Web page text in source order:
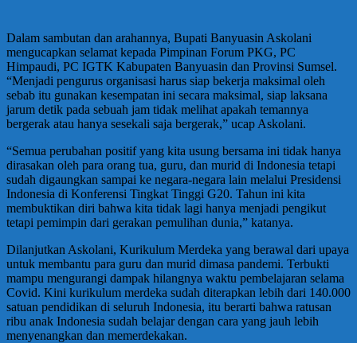
Dalam sambutan dan arahannya, Bupati Banyuasin Askolani
mengucapkan selamat kepada Pimpinan Forum PKG, PC
Himpaudi, PC IGTK Kabupaten Banyuasin dan Provinsi Sumsel.
“Menjadi pengurus organisasi harus siap bekerja maksimal oleh
sebab itu gunakan kesempatan ini secara maksimal, siap laksana
jarum detik pada sebuah jam tidak melihat apakah temannya
bergerak atau hanya sesekali saja bergerak,” ucap Askolani.
“Semua perubahan positif yang kita usung bersama ini tidak hanya
dirasakan oleh para orang tua, guru, dan murid di Indonesia tetapi
sudah digaungkan sampai ke negara-negara lain melalui Presidensi
Indonesia di Konferensi Tingkat Tinggi G20. Tahun ini kita
membuktikan diri bahwa kita tidak lagi hanya menjadi pengikut
tetapi pemimpin dari gerakan pemulihan dunia,” katanya.
Dilanjutkan Askolani, Kurikulum Merdeka yang berawal dari upaya
untuk membantu para guru dan murid dimasa pandemi. Terbukti
mampu mengurangi dampak hilangnya waktu pembelajaran selama
Covid. Kini kurikulum merdeka sudah diterapkan lebih dari 140.000
satuan pendidikan di seluruh Indonesia, itu berarti bahwa ratusan
ribu anak Indonesia sudah belajar dengan cara yang jauh lebih
menyenangkan dan memerdekakan.